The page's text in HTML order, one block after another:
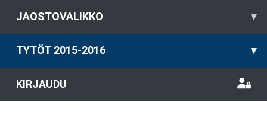
JAOSTOVALIKKO ▾
TYTÖT 2015-2016 ▾
KIRJAUDU